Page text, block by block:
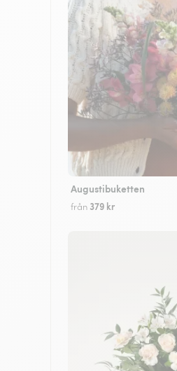
Augustibuketten
från 379 kr